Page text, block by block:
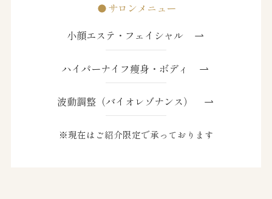
サロンメニュー
小顔エステ・フェイシャル
ハイパーナイフ痩身・ボディ
波動調整（バイオレゾナンス）
※現在はご紹介限定で承っております